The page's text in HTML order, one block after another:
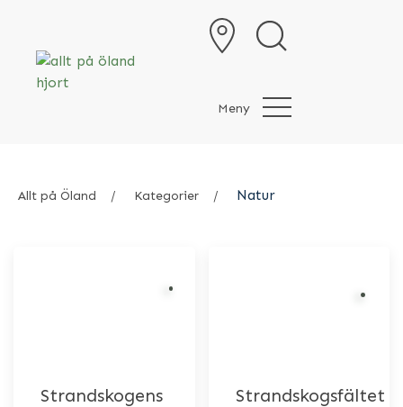
Meny
Allt på Öland Kategorier Natur
Strandskogens
Strandskogsfältet